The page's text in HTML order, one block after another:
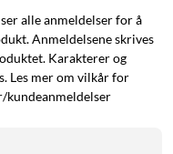
alle anmeldelser for å
Anmeldelsene skrives
Karakterer og
Les mer om vilkår for